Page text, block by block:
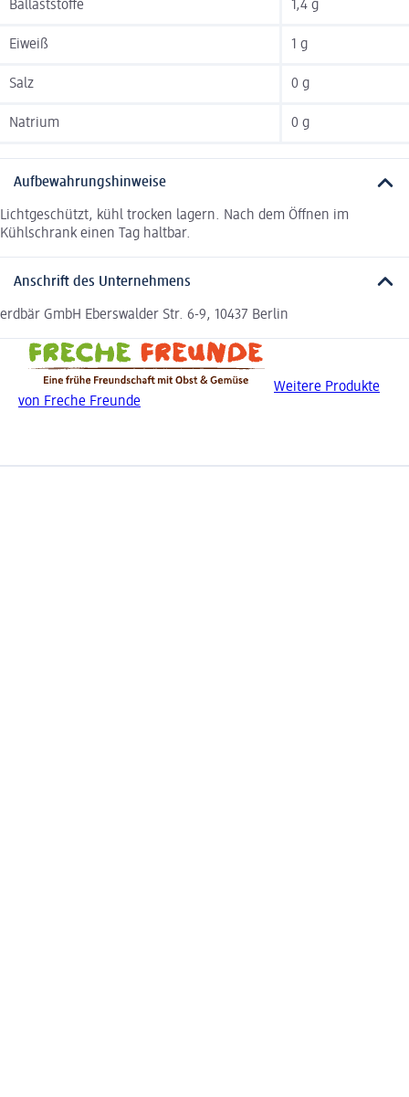
Ballaststoffe 1,4 g
Eiweiß 1 g
Salz 0 g
Natrium 0 g
Aufbewahrungshinweise
Lichtgeschützt, kühl trocken lagern. Nach dem Öffnen im
Kühlschrank einen Tag haltbar.
Anschrift des Unternehmens
erdbär GmbH Eberswalder Str. 6-9, 10437 Berlin
Weitere Produkte
von Freche Freunde